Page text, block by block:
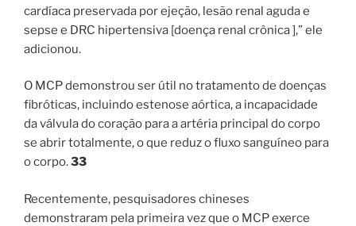
cardíaca preservada por ejeção, lesão renal aguda e
sepse e DRC hipertensiva [doença renal crônica ],” ele
adicionou.
O MCP demonstrou ser útil no tratamento de doenças
fibróticas, incluindo estenose aórtica, a incapacidade
da válvula do coração para a artéria principal do corpo
se abrir totalmente, o que reduz o fluxo sanguíneo para
o corpo.33
Recentemente, pesquisadores chineses
demonstraram pela primeira vez que o MCP exerce